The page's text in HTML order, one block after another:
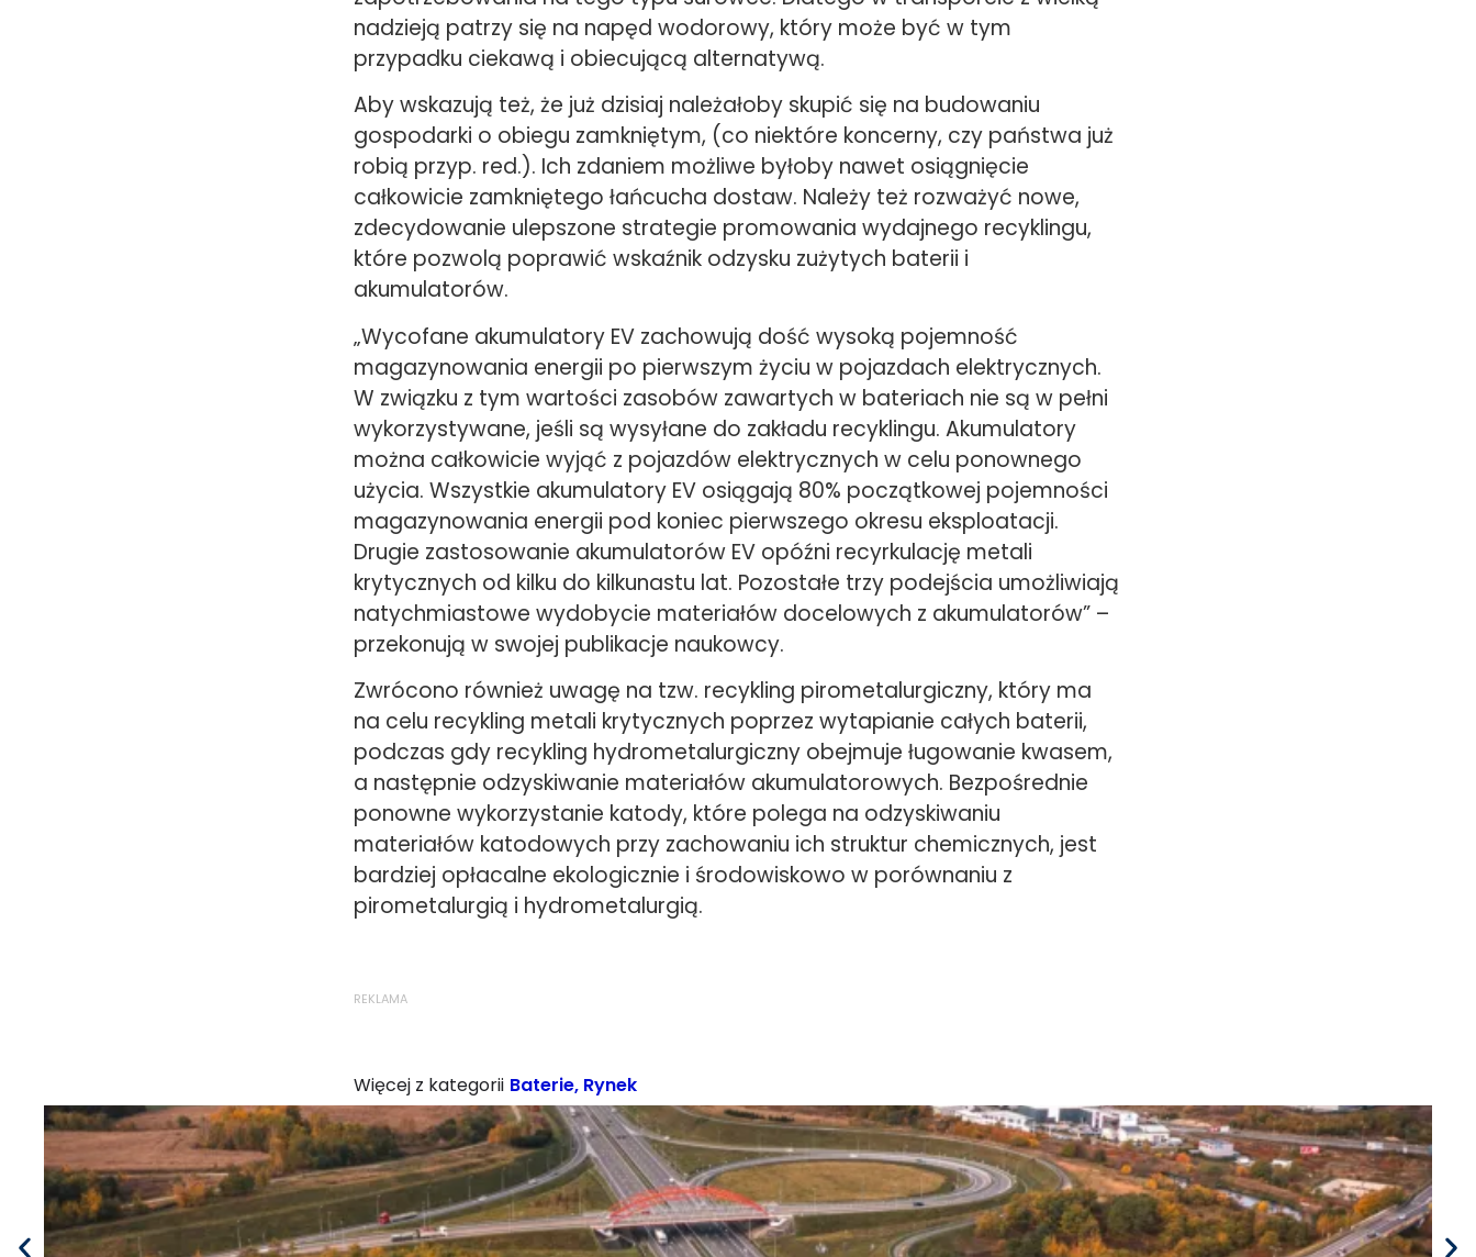
nadzieją patrzy się na napęd wodorowy, który może być w tym
przypadku ciekawą i obiecującą alternatywą.
Aby wskazują też, że już dzisiaj należałoby skupić się na budowaniu
gospodarki o obiegu zamkniętym, (co niektóre koncerny, czy państwa już
robią przyp. red.). Ich zdaniem możliwe byłoby nawet osiągnięcie
całkowicie zamkniętego łańcucha dostaw. Należy też rozważyć nowe,
zdecydowanie ulepszone strategie promowania wydajnego recyklingu,
które pozwolą poprawić wskaźnik odzysku zużytych baterii i
akumulatorów.
„Wycofane akumulatory EV zachowują dość wysoką pojemność
magazynowania energii po pierwszym życiu w pojazdach elektrycznych.
W związku z tym wartości zasobów zawartych w bateriach nie są w pełni
wykorzystywane, jeśli są wysyłane do zakładu recyklingu. Akumulatory
można całkowicie wyjąć z pojazdów elektrycznych w celu ponownego
użycia. Wszystkie akumulatory EV osiągają 80% początkowej pojemności
magazynowania energii pod koniec pierwszego okresu eksploatacji.
Drugie zastosowanie akumulatorów EV opóźni recyrkulację metali
krytycznych od kilku do kilkunastu lat. Pozostałe trzy podejścia umożliwiają
natychmiastowe wydobycie materiałów docelowych z akumulatorów” –
przekonują w swojej publikacje naukowcy.
Zwrócono również uwagę na tzw. recykling pirometalurgiczny, który ma
na celu recykling metali krytycznych poprzez wytapianie całych baterii,
podczas gdy recykling hydrometalurgiczny obejmuje ługowanie kwasem,
a następnie odzyskiwanie materiałów akumulatorowych. Bezpośrednie
ponowne wykorzystanie katody, które polega na odzyskiwaniu
materiałów katodowych przy zachowaniu ich struktur chemicznych, jest
bardziej opłacalne ekologicznie i środowiskowo w porównaniu z
pirometalurgią i hydrometalurgią.
REKLAMA
Więcej z kategorii Baterie, Rynek